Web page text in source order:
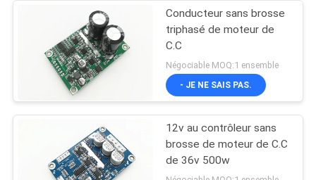
Conducteur sans brosse
triphasé de moteur de
C.C
Négociable MOQ:1 ensemble
- JE NE SAIS PAS.
12v au contrôleur sans
brosse de moteur de C.C
de 36v 500w